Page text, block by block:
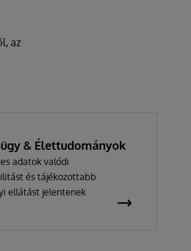
az
& Élettudományok
adatok valódi
és tájékozottabb
ellátást jelentenek